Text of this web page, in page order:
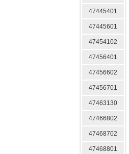
47445401
47445601
47454102
47456401
47456602
47456701
47463130
47466802
47468702
47468801